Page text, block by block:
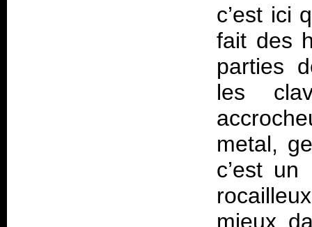
c’est ici
fait des
parties
les
metal,
c’est
mieux